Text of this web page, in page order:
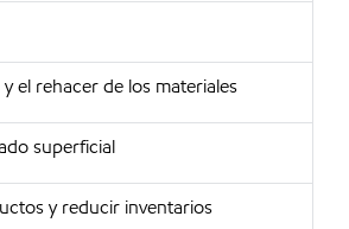
el rehacer de los materiales
superficial
y reducir inventarios